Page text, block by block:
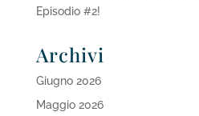
Episodio #2!
Archivi
Giugno 2026
Maggio 2026